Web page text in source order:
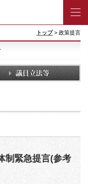
トップ> 政策提言
制緊急提言(参考